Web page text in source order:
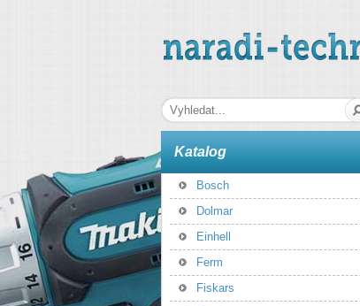
naradi-technika.cz
Katalog
Bosch
Dolmar
Einhell
Ferm
Fiskars
Hledaná fráze